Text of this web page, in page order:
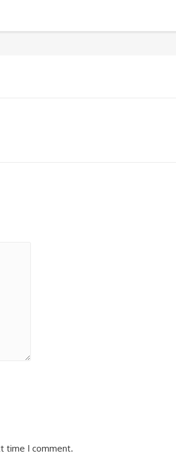
time I comment.